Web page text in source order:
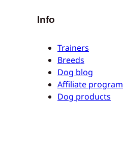
Info
Trainers
Breeds
Dog blog
Affiliate program
Dog products